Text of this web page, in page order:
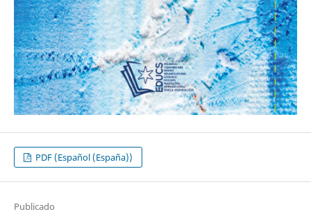
PDF (Español (España))
Publicado